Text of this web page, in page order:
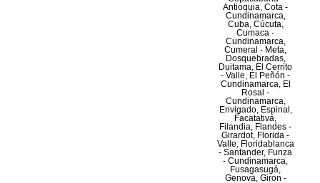
Antioquia, Cota -
Cundinamarca,
Cuba, Cúcuta,
Cumaca -
Cundinamarca,
Cumeral - Meta,
Dosquebradas,
Duitama, El Cerrito
- Valle, El Peñón -
Cundinamarca, El
Rosal -
Cundinamarca,
Envigado, Espinal,
Facatativá,
Filandia, Flandes -
Girardot, Florida -
Valle, Floridablanca
- Santander, Funza
- Cundinamarca,
Fusagasugá,
Genova, Giron -